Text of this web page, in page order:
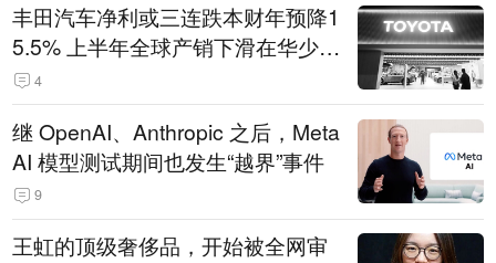
丰田汽车净利或三连跌本财年预降1
5.5% 上半年全球产销下滑在华少卖
14.3万辆
4
继 OpenAI、Anthropic 之后，Meta
AI 模型测试期间也发生“越界”事件
9
王虹的顶级奢侈品，开始被全网审